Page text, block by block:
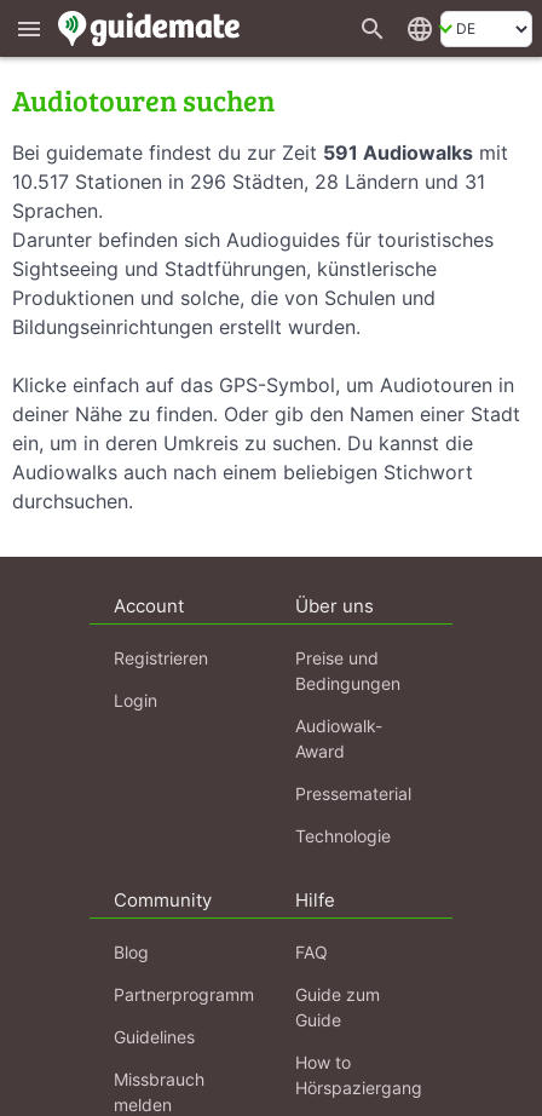
menu search language
Audiotouren suchen
Bei guidemate findest du zur Zeit 591 Audiowalks mit
10.517 Stationen in 296 Städten, 28 Ländern und 31
Sprachen.
Darunter befinden sich Audioguides für touristisches
Sightseeing und Stadtführungen, künstlerische
Produktionen und solche, die von Schulen und
Bildungseinrichtungen erstellt wurden.
Klicke einfach auf das GPS-Symbol, um Audiotouren in
deiner Nähe zu finden. Oder gib den Namen einer Stadt
ein, um in deren Umkreis zu suchen. Du kannst die
Audiowalks auch nach einem beliebigen Stichwort
durchsuchen.
Account
Registrieren
Login
Über uns
Preise und
Bedingungen
Audiowalk-
Award
Pressematerial
Technologie
Community
Blog
Partnerprogramm
Guidelines
Missbrauch
melden
Hilfe
FAQ
Guide zum
Guide
How to
Hörspaziergang